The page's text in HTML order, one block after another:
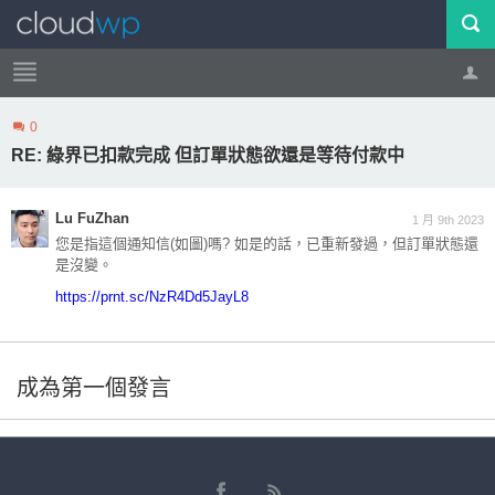
帳號 登出
0
RE: 綠界已扣款完成 但訂單狀態欲還是等待付款中
1 月 9th 2023
Lu FuZhan
您是指這個通知信(如圖)嗎? 如是的話，已重新發過，但訂單狀態還
是沒變。
https://prnt.sc/NzR4Dd5JayL8
成為第一個發言